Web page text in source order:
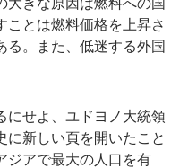
大きな原因は燃料への国
ことは燃料価格を上昇さ
る。また、低迷する外国
にせよ、ユドヨノ大統領
に新しい頁を開いたこと
ジアで最大の人口を有